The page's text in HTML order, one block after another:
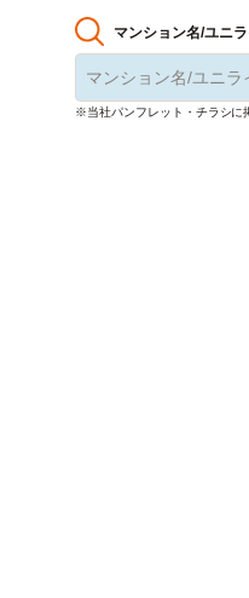
マンション名/ユニ
※当社パンフレット・チラシに